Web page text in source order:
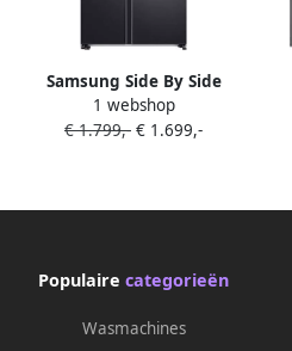
Samsung Side By Side
RS68A8831B1 EF |
Vrijstaande koelkasten |
1 webshop
€ 1.799,- € 1.699,-
Populaire categorieën
Wasmachines